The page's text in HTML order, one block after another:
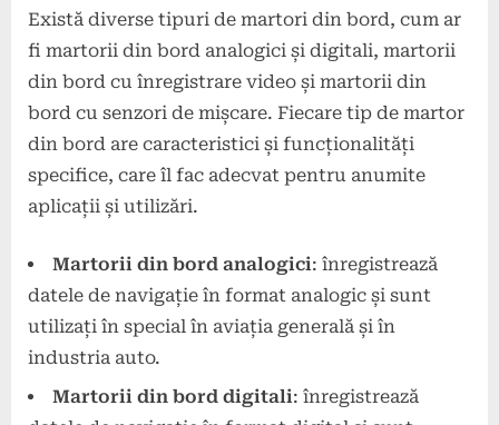
Există diverse tipuri de martori din bord, cum ar
fi martorii din bord analogici și digitali, martorii
din bord cu înregistrare video și martorii din
bord cu senzori de mișcare. Fiecare tip de martor
din bord are caracteristici și funcționalități
specifice, care îl fac adecvat pentru anumite
aplicații și utilizări.
Martorii din bord analogici: înregistrează
datele de navigație în format analogic și sunt
utilizați în special în aviația generală și în
industria auto.
Martorii din bord digitali: înregistrează